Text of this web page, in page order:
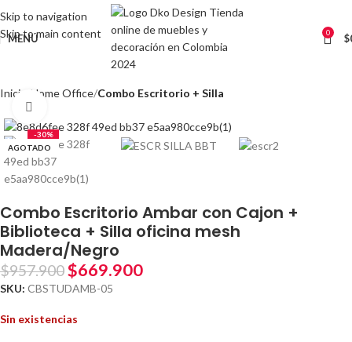
Skip to navigation
Skip to main content
MENÚ 0 $
Inicio Home Office Combo Escritorio + Silla
-30%
AGOTADO
Combo Escritorio Ambar con Cajon +
Biblioteca + Silla oficina mesh
Madera/Negro
$957.900$669.900
SKU: CBSTUDAMB-05
Sin existencias